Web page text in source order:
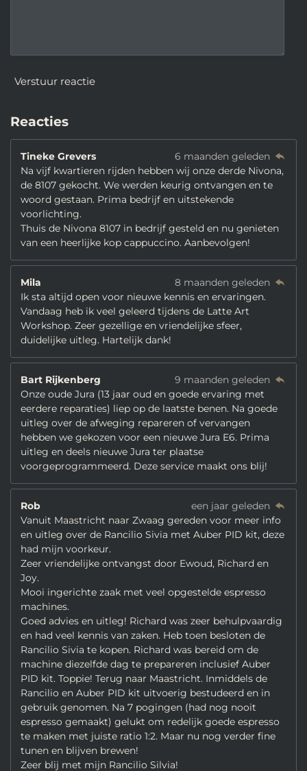
Verstuur reactie
Reacties
Tineke Grevers
6 maanden geleden
Na vijf kwartieren rijden hebben wij onze derde Nivona,
de 8107 gekocht. We werden keurig ontvangen en te
woord gestaan. Prima bedrijf en uitstekende
voorlichting.
Thuis de Nivona 8107 in bedrijf gesteld en nu genieten
van een heerlijke kop cappuccino. Aanbevolgen!
Mila
8 maanden geleden
Ik sta altijd open voor nieuwe kennis en ervaringen.
Vandaag heb ik veel geleerd tijdens de Latte Art
Workshop. Zeer gezellige en vriendelijke sfeer,
duidelijke uitleg. Hartelijk dank!
Bart Rijkenberg
9 maanden geleden
Onze oude Jura (13 jaar oud en goede ervaring met
eerdere reparaties) liep op de laatste benen. Na goede
uitleg over de afweging repareren of vervangen
hebben we gekozen voor een nieuwe Jura E6. Prima
uitleg en deels nieuwe Jura ter plaatse
voorgeprogrammeerd. Deze service maakt ons blij!
Rob
een jaar geleden
Vanuit Maastricht naar Zwaag gereden voor meer info
en uitleg over de Rancilio Sivia met Auber PID kit, deze
had mijn voorkeur.
Zeer vriendelijke ontvangst door Ewoud, Richard en
Joy.
Mooi ingerichte zaak met veel opgestelde espresso
machines.
Goed advies en uitleg! Richard was zeer behulpvaardig
en had veel kennis van zaken. Heb toen besloten de
Rancilio Sivia te kopen. Richard was bereid om de
machine diezelfde dag te prepareren inclusief Auber
PID kit. Toppie! Terug naar Maastricht. Inmiddels de
Rancilio en Auber PID kit uitvoerig bestudeerd en in
gebruik genomen. Na 7 pogingen (had nog nooit
espresso gemaakt) gelukt om redelijk goede espresso
te maken met juiste ratio 1:2. Maar nu nog verder fine
tunen en blijven brewen!
Zeer blij met mijn Rancilio Silvia!